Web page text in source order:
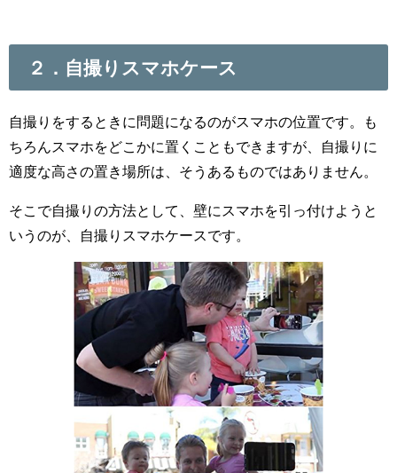
２．自撮りスマホケース
自撮りをするときに問題になるのがスマホの位置です。も
ちろんスマホをどこかに置くこともできますが、自撮りに
適度な高さの置き場所は、そうあるものではありません。
そこで自撮りの方法として、壁にスマホを引っ付けようと
いうのが、自撮りスマホケースです。